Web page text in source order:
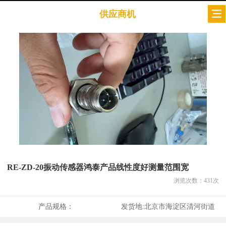
供应商机
RE-ZD-20振动传感器鸿泰产品线性度好测量范围宽
浏览次数： 431 次
产品规格： 发货地:北京市海淀区清河街道